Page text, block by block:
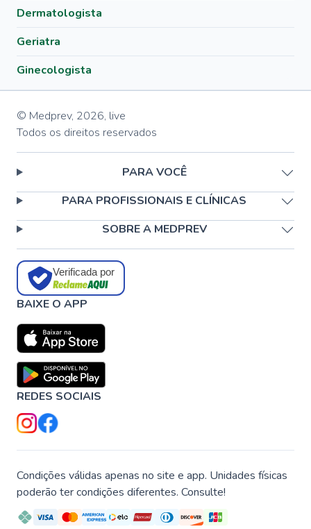
Dermatologista
Geriatra
Ginecologista
© Medprev, 2026, live
Todos os direitos reservados
PARA VOCÊ
PARA PROFISSIONAIS E CLÍNICAS
SOBRE A MEDPREV
Verificada por
BAIXE O APP
REDES SOCIAIS
Condições válidas apenas no site e app. Unidades físicas
poderão ter condições diferentes. Consulte!